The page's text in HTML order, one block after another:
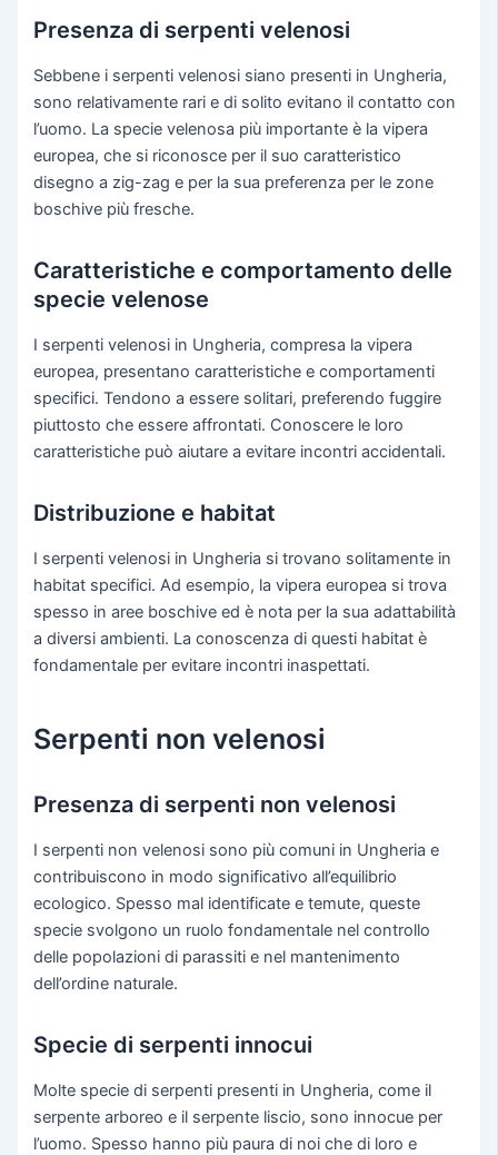
Presenza di serpenti velenosi
Sebbene i serpenti velenosi siano presenti in Ungheria,
sono relativamente rari e di solito evitano il contatto con
l’uomo. La specie velenosa più importante è la vipera
europea, che si riconosce per il suo caratteristico
disegno a zig-zag e per la sua preferenza per le zone
boschive più fresche.
Caratteristiche e comportamento delle
specie velenose
I serpenti velenosi in Ungheria, compresa la vipera
europea, presentano caratteristiche e comportamenti
specifici. Tendono a essere solitari, preferendo fuggire
piuttosto che essere affrontati. Conoscere le loro
caratteristiche può aiutare a evitare incontri accidentali.
Distribuzione e habitat
I serpenti velenosi in Ungheria si trovano solitamente in
habitat specifici. Ad esempio, la vipera europea si trova
spesso in aree boschive ed è nota per la sua adattabilità
a diversi ambienti. La conoscenza di questi habitat è
fondamentale per evitare incontri inaspettati.
Serpenti non velenosi
Presenza di serpenti non velenosi
I serpenti non velenosi sono più comuni in Ungheria e
contribuiscono in modo significativo all’equilibrio
ecologico. Spesso mal identificate e temute, queste
specie svolgono un ruolo fondamentale nel controllo
delle popolazioni di parassiti e nel mantenimento
dell’ordine naturale.
Specie di serpenti innocui
Molte specie di serpenti presenti in Ungheria, come il
serpente arboreo e il serpente liscio, sono innocue per
l’uomo. Spesso hanno più paura di noi che di loro e